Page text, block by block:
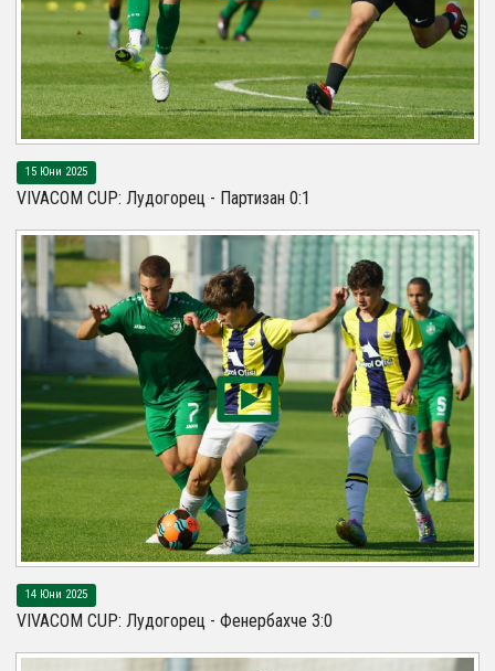
15 Юни 2025
VIVACOM CUP: Лудогорец - Партизан 0:1
14 Юни 2025
VIVACOM CUP: Лудогорец - Фенербахче 3:0